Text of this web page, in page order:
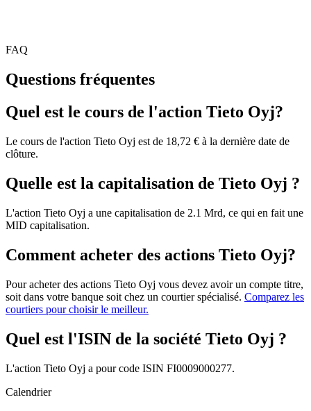
FAQ
Questions fréquentes
Quel est le cours de l'action Tieto Oyj?
Le cours de l'action Tieto Oyj est de 18,72 € à la dernière date de
clôture.
Quelle est la capitalisation de Tieto Oyj ?
L'action Tieto Oyj a une capitalisation de 2.1 Mrd, ce qui en fait une
MID capitalisation.
Comment acheter des actions Tieto Oyj?
Pour acheter des actions Tieto Oyj vous devez avoir un compte titre,
soit dans votre banque soit chez un courtier spécialisé. Comparez les
courtiers pour choisir le meilleur.
Quel est l'ISIN de la société Tieto Oyj ?
L'action Tieto Oyj a pour code ISIN FI0009000277.
Calendrier